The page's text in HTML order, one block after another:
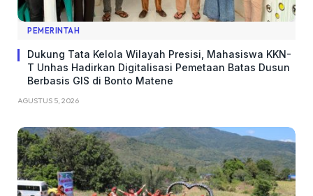
PEMERINTAH
Dukung Tata Kelola Wilayah Presisi, Mahasiswa KKN-
T Unhas Hadirkan Digitalisasi Pemetaan Batas Dusun
Berbasis GIS di Bonto Matene
AGUSTUS 5, 2026